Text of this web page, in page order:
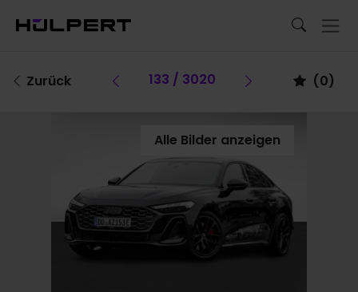
Zurück Vorheriges Fahrzeug
133 / 3020 Vorheriges
(0)
Alle Bilder anzeigen